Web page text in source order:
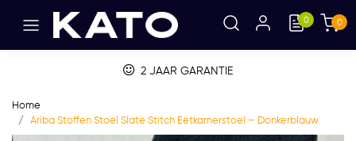
0 0
2 JAAR GARANTIE
Home
Ariba Stoffen Stoel Slate Stitch Eetkamerstoel – Donkerblauw